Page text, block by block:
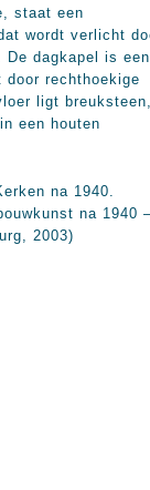
staat een
wordt verlicht
De dagkapel is een
rechthoekige
ligt
een houten
na 1940.
na 1940
2003)